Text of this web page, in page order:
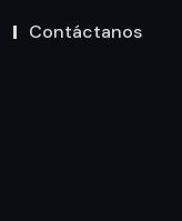
Contáctanos